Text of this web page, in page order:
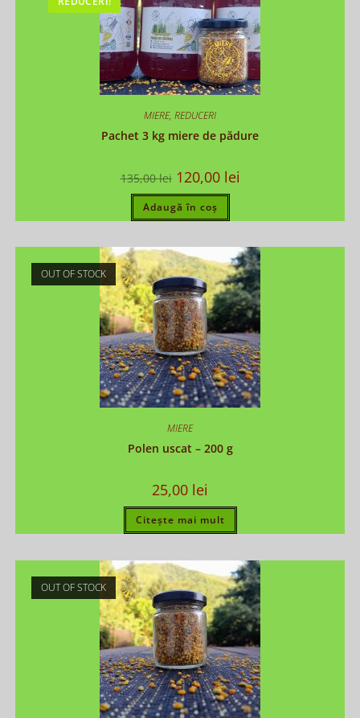
MIERE, REDUCERI
Pachet 3 kg miere de pădure
135,00lei 120,00 lei
Adaugă în coș
OUT OF STOCK
MIERE
Polen uscat – 200 g
25,00 lei
Citește mai mult
OUT OF STOCK